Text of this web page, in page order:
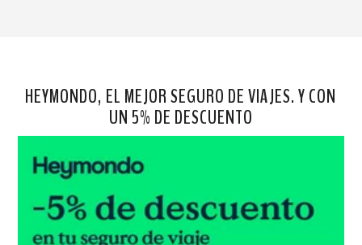
HEYMONDO, EL MEJOR SEGURO DE VIAJES. Y CON
UN 5% DE DESCUENTO